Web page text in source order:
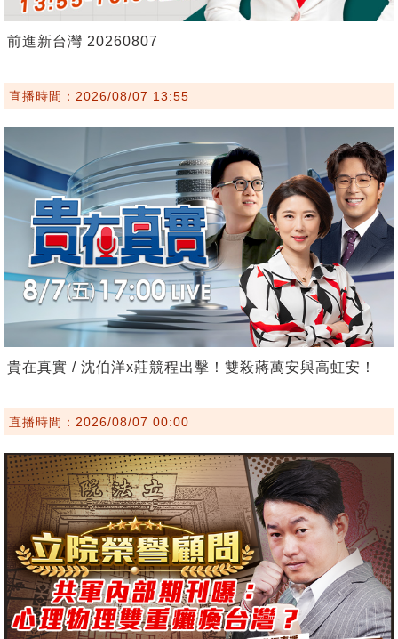
前進新台灣 20260807
直播時間：2026/08/07 13:55
貴在真實 / 沈伯洋x莊競程出擊！雙殺蔣萬安與高虹安！
直播時間：2026/08/07 00:00